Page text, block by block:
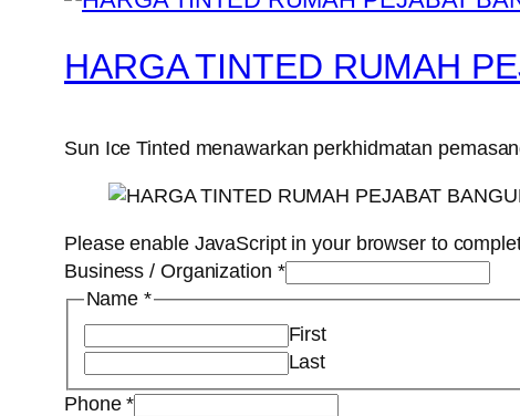
HARGA TINTED RUMAH
Sun Ice Tinted menawarkan perkhidmatan
Please enable JavaScript in your browser to
Business / Organization *
Name *
First
Last
Phone*